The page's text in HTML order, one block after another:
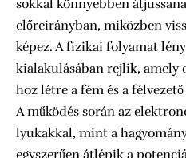
sokkal könnyebben
előreirányban, miközben
képez. A fizikai folyamat
kialakulásában rejlik, amely
hoz létre a fém és a
A működés során az
lyukakkal, mint a